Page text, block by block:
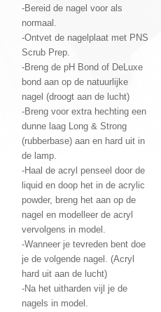
-Bereid de nagel voor als
normaal.
-Ontvet de nagelplaat met PNS
Scrub Prep.
-Breng de pH Bond of DeLuxe
bond aan op de natuurlijke
nagel (droogt aan de lucht)
-Breng voor extra hechting een
dunne laag Long & Strong
(rubberbase) aan en hard uit in
de lamp.
-Haal de acryl penseel door de
liquid en doop het in de acrylic
powder, breng het aan op de
nagel en modelleer de acryl
vervolgens in model.
-Wanneer je tevreden bent doe
je de volgende nagel. (Acryl
hard uit aan de lucht)
-Na het uitharden vijl je de
nagels in model.